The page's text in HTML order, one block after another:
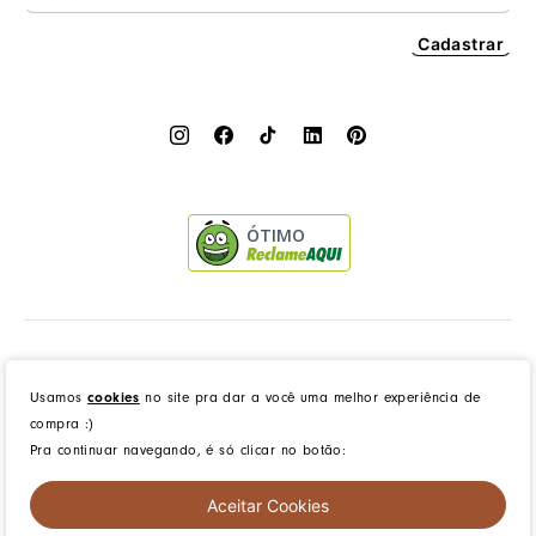
Usamos cookies no site pra dar a você uma melhor experiência de
compra :)
Pra continuar navegando, é só clicar no botão:
Aceitar Cookies
Cadastrar
ÓTIMO
created byCommerceGrowth| powered by